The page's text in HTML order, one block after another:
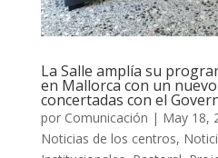
La Salle amplía su
en Mallorca con un
concertadas con el
por Comunicación | May 18,
Noticias de los centros,